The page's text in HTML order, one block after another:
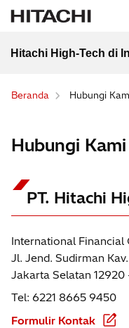
Hitachi High-Tech di
Beranda Hubungi
Hubungi Kami
PT. Hitachi
International Financial
Jl. Jend. Sudirman
Jakarta Selatan 12920
Tel: 6221 8665 9450
Formulir Kontak